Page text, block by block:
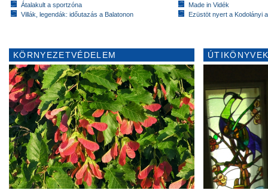
Átalakult a sportzóna
Villák, legendák: időutazás a Balatonon
Made in Vidék
Ezüstöt nyert a Kodolányi
KÖRNYEZETVÉDELEM